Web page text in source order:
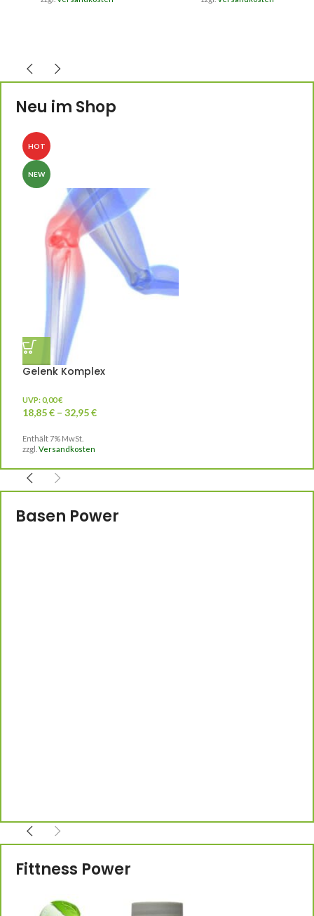
Neu im Shop
HOT
NEW
Gelenk Komplex
UVP:0,00€
18,85€ – 32,95€
Enthält 7% MwSt.
zzgl. Versandkosten
Basen Power
Fittness Power